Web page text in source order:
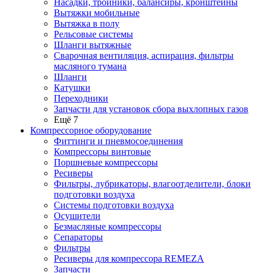
Насадки, тройники, балансиры, кронштейны
Вытяжки мобильные
Вытяжка в полу
Рельсовые системы
Шланги вытяжные
Сварочная вентиляция, аспирация, фильтры
масляного тумана
Шланги
Катушки
Переходники
Запчасти для установок сбора выхлопных газов
Ещё 7
Компрессорное оборудование
Фиттинги и пневмосоединения
Компрессоры винтовые
Поршневые компрессоры
Ресиверы
Фильтры, лубрикаторы, влагоотделители, блоки
подготовки воздуха
Системы подготовки воздуха
Осушители
Безмасляные компрессоры
Сепараторы
Фильтры
Ресиверы для компрессора REMEZA
Запчасти